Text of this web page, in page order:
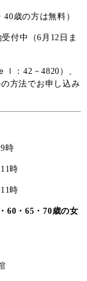
歳の方は無料）
付中（6月12日ま
：42－4820）、
方法でお申し込み
時
時
時
60・65・70歳の女